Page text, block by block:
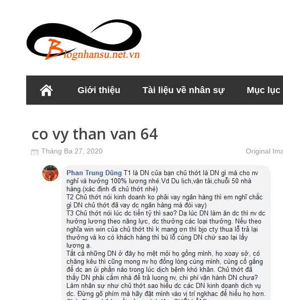
Giới thiệu Tài liệu về nhân sự Mục
co vy than van 64
Tháng Ba 27, 2020 Original